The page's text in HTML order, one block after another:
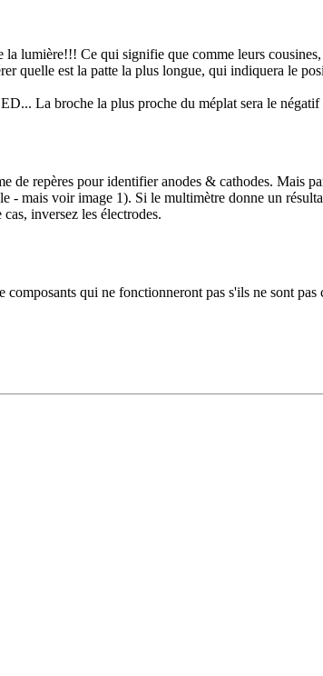
Ce qui signifie que comme leurs
quelle est la patte la plus longue, qui indiquera le
La broche la plus proche du méplat sera le
de repères pour identifier anodes & cathodes. Mais
mais voir image 1). Si le multimètre donne un
inversez les électrodes.
qui ne fonctionneront pas s'ils ne sont